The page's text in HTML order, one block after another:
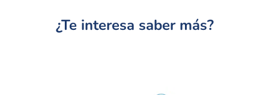
¿Te interesa saber más?